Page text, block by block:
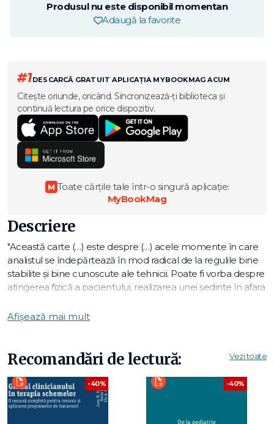
Produsul nu este disponibil momentan
Adaugă la favorite
#1DESCARCĂ GRATUIT APLICAȚIA MYBOOKMAG ACUM
Citește oriunde, oricând. Sincronizează-ți biblioteca și
continuă lectura pe orice dispozitiv.
M Toate cărțile tale într-o singură aplicație:
MyBookMag
Descriere
"Această carte (…) este despre (…) acele momente în care
analistul se îndepărtează în mod radical de la regulile bine
stabilite și bine cunoscute ale tehnicii. Poate fi vorba despre
atingerea fizică a pacientului, realizarea unei ședințe în afara
acestuia, refuzul de a asculta ceea ce pacientul are de spus
intervenții neobișnuite se aud pe la petreceri, trec din gură
în gură în cercurile societăților analitice și sunt încărcate de
un aer misterios. Speranța mea este ca cititorul să aibă o
lectură plăcută, provocatoare intelectual și folositoare."
Salman Akhtar
Afișează mai mult
Recomandări de lectură: Vezi toate
-40% -40%